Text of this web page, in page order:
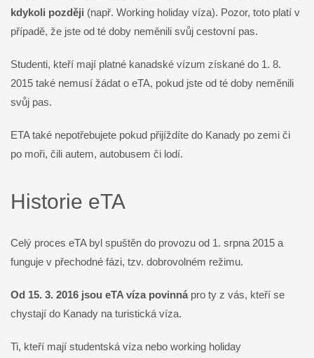
kdykoli později (např. Working holiday víza). Pozor, toto platí v
případě, že jste od té doby neměnili svůj cestovní pas.
Studenti, kteří mají platné kanadské vízum získané do 1. 8.
2015 také nemusí žádat o eTA, pokud jste od té doby neměnili
svůj pas.
ETA také nepotřebujete pokud přijíždíte do Kanady po zemi či
po moři, čili autem, autobusem či lodí.
Historie eTA
Celý proces eTA byl spuštěn do provozu od 1. srpna 2015 a
funguje v přechodné fázi, tzv. dobrovolném režimu.
Od 15. 3. 2016 jsou eTA víza povinná pro ty z vás, kteří se
chystají do Kanady na turistická víza.
Ti, kteří mají studentská víza nebo working holiday